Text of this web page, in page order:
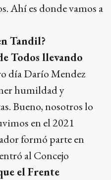
Ahí es donde vamos a
Tandil?
Todos llevando
día Darío Mendez
humildad y
Bueno, nosotros lo
en el 2021
formó parte en
al Concejo
el Frente